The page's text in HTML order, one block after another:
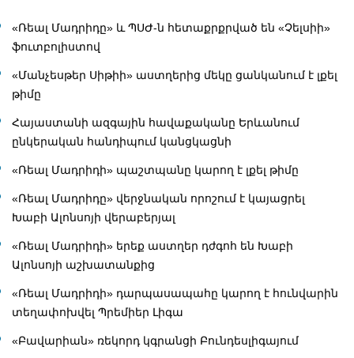
«Ռեալ Մադրիդը» և ՊՍԺ-ն հետաքրքրված են «Չելսիի»
ֆուտբոլիստով
«Մանչեսթեր Սիթիի» աստղերից մեկը ցանկանում է լքել
թիմը
Հայաստանի ազգային հավաքականը Երևանում
ընկերական հանդիպում կանցկացնի
«Ռեալ Մադրիդի» պաշտպանը կարող է լքել թիմը
«Ռեալ Մադրիդը» վերջնական որոշում է կայացրել
Խաբի Ալոնսոյի վերաբերյալ
«Ռեալ Մադրիդի» երեք աստղեր դժգոհ են Խաբի
Ալոնսոյի աշխատանքից
«Ռեալ Մադրիդի» դարպասապահը կարող է հունվարին
տեղափոխվել Պրեմիեր Լիգա
«Բավարիան» ռեկորդ կգրանցի Բունդեսլիգայում